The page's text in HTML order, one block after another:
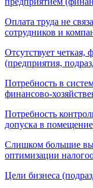
Оплата труда не
сотрудников и
Отсутствует четкая,
(предприятия,
Потребность в
финансово-
Потребность
допуска в помещение
Слишком большие
оптимизации
Цели бизнеса